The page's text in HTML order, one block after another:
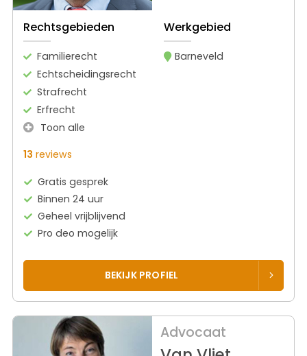
Rechtsgebieden
Familierecht
Echtscheidingsrecht
Strafrecht
Erfrecht
Toon alle
Werkgebied
Barneveld
13 reviews
Gratis gesprek
Binnen 24 uur
Geheel vrijblijvend
Pro deo mogelijk
BEKIJK PROFIEL
Advocaat